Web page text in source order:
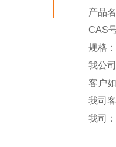
产品
CAS
规格
我公
客户
我司
我司